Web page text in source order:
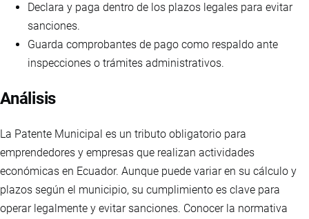
Declara y paga dentro de los plazos legales para evitar
sanciones.
Guarda comprobantes de pago como respaldo ante
inspecciones o trámites administrativos.
Análisis
La Patente Municipal es un tributo obligatorio para
emprendedores y empresas que realizan actividades
económicas en Ecuador. Aunque puede variar en su cálculo y
plazos según el municipio, su cumplimiento es clave para
operar legalmente y evitar sanciones. Conocer la normativa